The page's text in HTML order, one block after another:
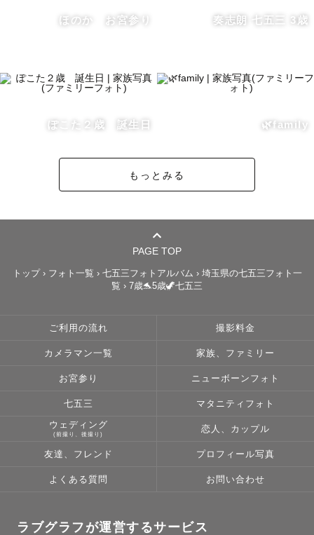
気取らないいつも通りの空気感を引き出します！気が付い
たら自然と笑っているような、リラックスできて楽しい撮
1~2時間の撮影で、オフショットを大切にした平均納品枚
数145枚以上をお渡ししています！
どんな方ともすぐに打ち解けることができるので、初めて
ります！
◎撮影後、納品後のお色味修正も承っておりますので、お
色味にこだわりのある方でもご安心ください🙆🤍
more....
わたしのこと🌷
▫️好きなもの
ほのか お宮参り 奏志朗 七五三 3歳
ぽこた２歳 誕生日 🌿family
もっとみる
PAGE TOP
トップ› フォト一覧 › 七五三フォトアルバム › 埼玉県の七五三フォト一
覧 › 7歳🐬5歳🦖七五三
ご利用の流れ 撮影料金
カメラマン一覧 家族、ファミリー
お宮参り ニューボーンフォト
七五三 マタニティフォト
ウェディング
(前撮り、後撮り)
恋人、カップル
友達、フレンド プロフィール写真
よくある質問 お問い合わせ
ラブグラフが運営するサービス